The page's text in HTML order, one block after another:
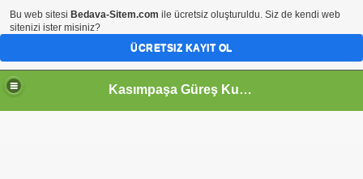
Kasımpaşa Güreş Kulübü
Bu web sitesi Bedava-Sitem.com ile ücretsiz oluşturuldu. Siz de kendi web
sitenizi ister misiniz?
ÜCRETSIZ KAYIT OL